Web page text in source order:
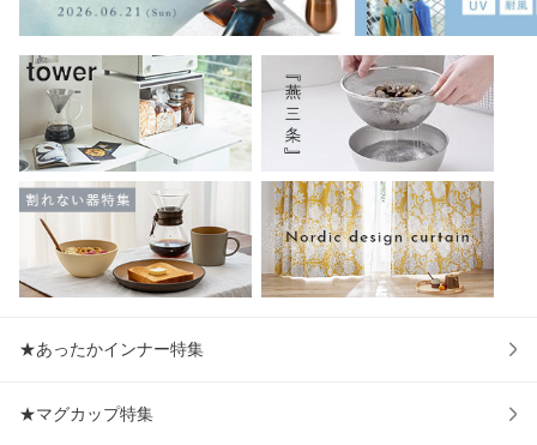
★あったかインナー特集
★マグカップ特集